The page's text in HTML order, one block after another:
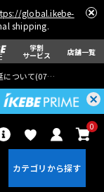
global.ikebe-
shipping.
学割
サービス 店舗一覧
について(07月29日
0